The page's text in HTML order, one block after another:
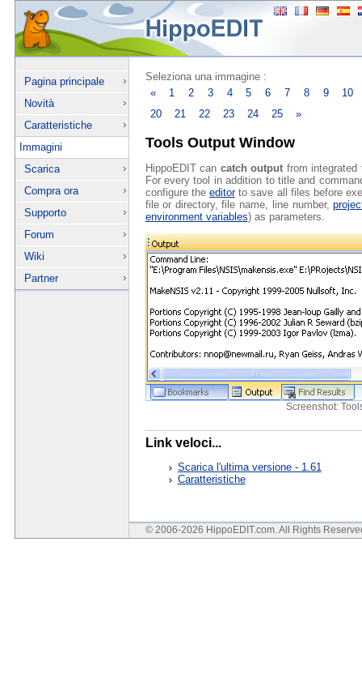
Pagina principale
Novità
Caratteristiche
Immagini
Scarica
Compra ora
Supporto
Forum
Wiki
Partner
Seleziona una immagine :
«
1 2 3 4 5 6 7 8 9
10
20
21 22 23 24 25 »
Tools Output Window
HippoEDIT can catch output from
For every tool in addition to title and
configure the editorto save all files before
file or directory, file name, line number,
environment variables) as parameters.
Screenshot:
Link veloci...
Scarica l'ultima versione - 1.61
Caratteristiche
© 2006-2026 HippoEDIT.com. All Rights